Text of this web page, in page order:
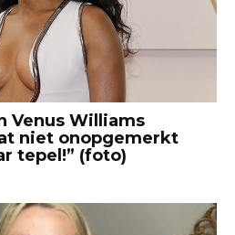
Venus Williams
niet onopgemerkt
tepel!” (foto)